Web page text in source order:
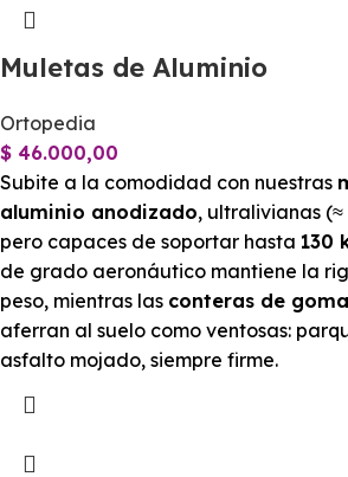
Muletas de Aluminio
Ortopedia
$ 46.000,00
Subite a la comodidad con nuestras
aluminio anodizado, ultralivianas
pero capaces de soportar hasta 130
de grado aeronáutico mantiene la
peso, mientras las conteras de
aferran al suelo como ventosas:
asfalto mojado, siempre firme.